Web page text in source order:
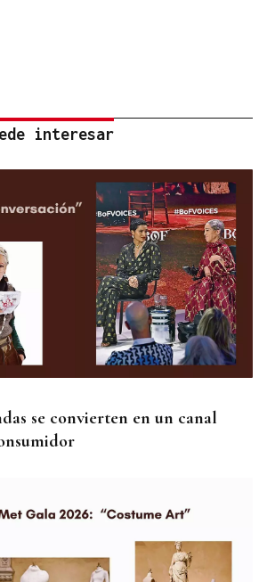
interesar
se convierten en un canal